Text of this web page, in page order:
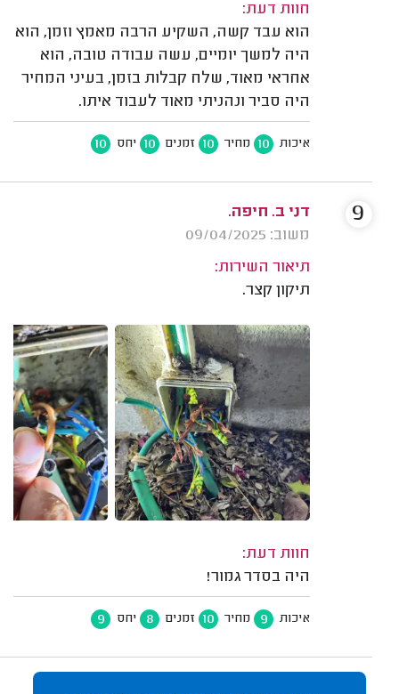
חוות דעת:
הוא עבד קשה, השקיע הרבה מאמץ וזמן, הוא
היה למשך יומיים, עשה עבודה טובה, הוא
אחראי מאוד, שלח קבלות בזמן, בעיני המחיר
היה סביר ונהניתי מאוד לעבוד איתו.
איכות 10 מחיר 10 זמנים 10 יחס 10
דני ב. חיפה.
משוב: 09/04/2025
תיאור השירות:
תיקון קצר.
חוות דעת:
היה בסדר גמור!
איכות 9 מחיר 10 זמנים 8 יחס 9
9